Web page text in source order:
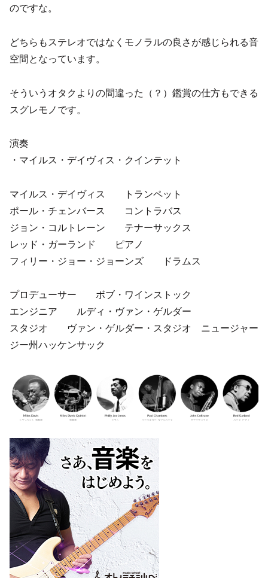
のですな。
どちらもステレオではなくモノラルの良さが感じられる音
空間となっています。
そういうオタクよりの間違った（？）鑑賞の仕方もできる
スグレモノです。
演奏
・マイルス・デイヴィス・クインテット
マイルス・デイヴィス トランペット
ポール・チェンバース コントラバス
ジョン・コルトレーン テナーサックス
レッド・ガーランド ピアノ
フィリー・ジョー・ジョーンズ ドラムス
プロデューサー ボブ・ワインストック
エンジニア ルディ・ヴァン・ゲルダー
スタジオ ヴァン・ゲルダー・スタジオ ニュージャー
ジー州ハッケンサック